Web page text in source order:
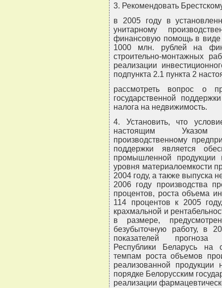
3. Рекомендовать
в 2005 году в
унитарному
финансовую помощь в виде
1000 млн. рублей на
строительно-монтажных
реализации
подпункта 2.1 пункта 2
рассмотреть вопрос о
государственной
налога на недвижимость.
4. Установить, что
настоящим Указом
производственному
поддержки является
промышленной
уровня материалоемкости
2004 году, а также выпуска
2006 году производства
процентов, роста объема
114 процентов к 2005
крахмальной и
в размере,
безубыточную работу, в
показателей прогноза
Республики Беларусь на
темпам роста объемов
реализованной
порядке Белорусским
реализации